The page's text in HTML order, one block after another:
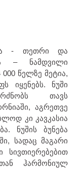
- თეთრი და
– ნამდვილი
წელზე მეტია,
იყენებს. ნუში
თავს
აგრეთვე
კი კავკასია
ნუშის ბუნება
სადაც მაგარი
სივთიერებებით
ჰარმონიულ